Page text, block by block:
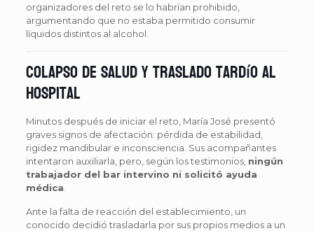
organizadores del reto se lo habrían prohibido,
argumentando que no estaba permitido consumir
líquidos distintos al alcohol.
Colapso de salud y traslado tardío al
hospital
Minutos después de iniciar el reto, María José presentó
graves signos de afectación: pérdida de estabilidad,
rigidez mandibular e inconsciencia. Sus acompañantes
intentaron auxiliarla, pero, según los testimonios, ningún
trabajador del bar intervino ni solicitó ayuda
médica
Ante la falta de reacción del establecimiento, un
conocido decidió trasladarla por sus propios medios a un